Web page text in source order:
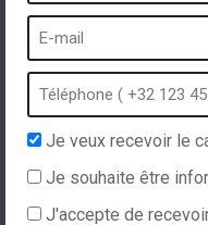
Bain à bulles
Spa intérieur
Spa extérieur
Spa en hiver
Spa et hydrothérapie
Je veux recevoir le
Je souhaite être
J'accepte de